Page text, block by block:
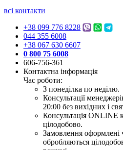
всі контакти
+38 099 776 8228
044 355 6008
+38 067 630 6607
0 800 75 6008
606-756-361
Контактна інформація
Час роботи:
З понеділка по неділю.
Консультації
20:00 без вихідних і
Консультація ONLINE
цілодобово.
Замовлення оформлені
обробляються